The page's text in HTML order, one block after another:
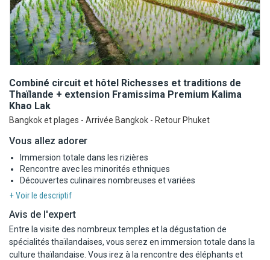
Combiné circuit et hôtel Richesses et traditions de
Thaïlande + extension Framissima Premium Kalima
Khao Lak
Bangkok et plages - Arrivée Bangkok - Retour Phuket
Vous allez adorer
Immersion totale dans les rizières
Rencontre avec les minorités ethniques
Découvertes culinaires nombreuses et variées
+ Voir le descriptif
Avis de l'expert
Entre la visite des nombreux temples et la dégustation de
spécialités thaïlandaises, vous serez en immersion totale dans la
culture thaïlandaise. Vous irez à la rencontre des éléphants et